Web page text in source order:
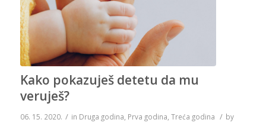
Kako pokazuješ detetu da mu
veruješ?
06. 15. 2020. / in Druga godina Prva godina Treća godina / by